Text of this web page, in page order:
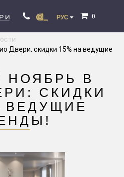
РУС 0
Двери: скидки 15% на ведущие
НОЯБРЬ В
СКИДКИ
ВЕДУЩИЕ